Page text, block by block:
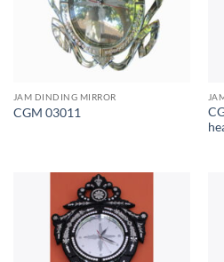
JAM DINDING MIRROR
CGM 03011